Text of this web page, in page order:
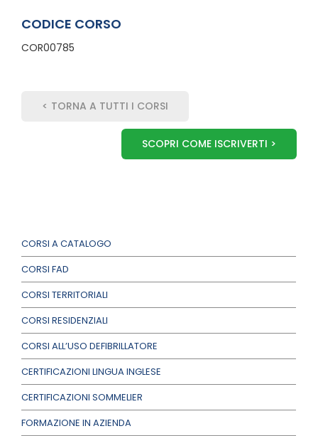
CORSI A CATALOGO
CORSI FAD
CORSI TERRITORIALI
CORSI RESIDENZIALI
CORSI ALL’USO DEFIBRILLATORE
CERTIFICAZIONI LINGUA INGLESE
CERTIFICAZIONI SOMMELIER
FORMAZIONE IN AZIENDA
CODICE CORSO
COR00785
< TORNA A TUTTI I CORSI
SCOPRI COME ISCRIVERTI >